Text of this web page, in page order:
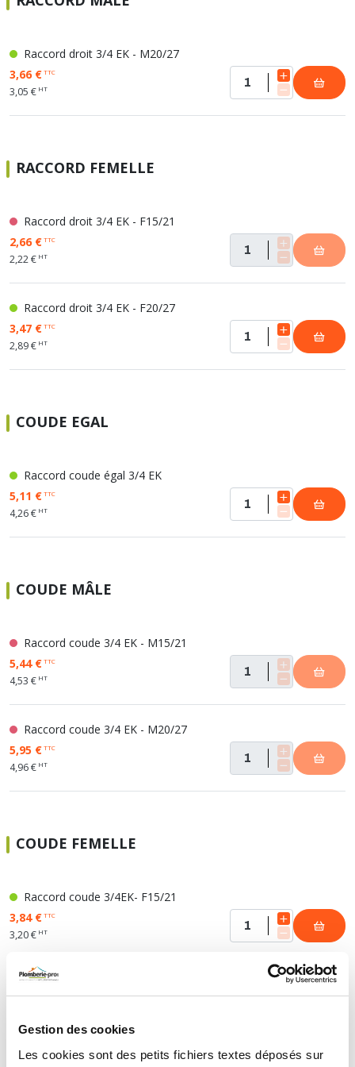
Gestion des cookies
Les cookies sont des petits fichiers textes déposés sur
Raccord droit 3/4 EK - M20/27
3,66 €TTC
3,05 € HT
RACCORD FEMELLE
Raccord droit 3/4 EK - F15/21
2,66 €TTC
2,22 € HT
Raccord droit 3/4 EK - F20/27
3,47 €TTC
2,89 € HT
COUDE EGAL
Raccord coude égal 3/4 EK
5,11 €TTC
4,26 € HT
COUDE MÂLE
Raccord coude 3/4 EK - M15/21
5,44 €TTC
4,53 € HT
Raccord coude 3/4 EK - M20/27
5,95 €TTC
4,96 € HT
COUDE FEMELLE
Raccord coude 3/4EK- F15/21
3,84 €TTC
3,20 € HT
Raccord coude 3/4EK - F20/27